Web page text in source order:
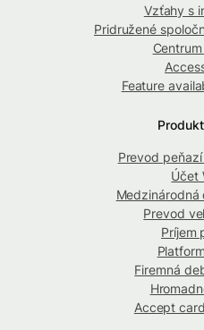
Vzťahy s
Pridružené
Feature
Prevod
Účet
Prevod
Príjem
Firemná
Accept